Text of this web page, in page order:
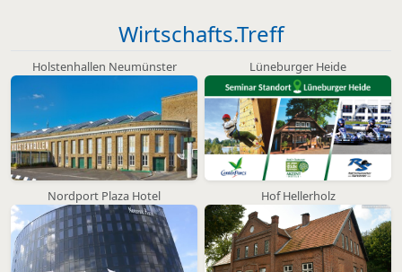
Wirtschafts.Treff
Holstenhallen Neumünster Lüneburger Heide
Nordport Plaza Hotel Hof Hellerholz